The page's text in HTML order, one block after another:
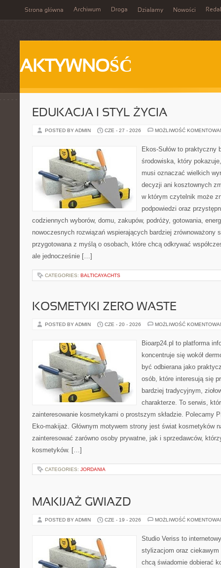
Strona główna Archiwum Droga Działamy Nowości
AKTYWNOŚĆ
EDUKACJA I STYL ŻYCIA
POSTED BY ADMIN CZE - 27 - 2026 MOŻLIWOŚĆ
Ekos-Sułów to praktyczny
środowiska, który
musi oznaczać wielkich
decyzji ani kosztownych
w którym czytelnik może
podpowiedzi oraz
codziennych wyborów, domu, zakupów, podróży, gotowania,
nowoczesnych rozwiązań wspierających bardziej zrównoważony
przygotowana z myślą o osobach, które chcą odkrywać
ale jednocześnie […]
CATEGORIES: BALTICAYACHTS
KOSMETYKI ZERO WASTE
POSTED BY ADMIN CZE - 20 - 2026 MOŻLIWOŚĆ
Bioarp24.pl to platforma
koncentruje się wokół
być odbierana jako
osób, które interesują się
bardziej tradycyjnym,
charakterze. To serwis,
zainteresowanie kosmetykami o prostszym składzie. Polecamy
Eko-makijaż. Głównym motywem strony jest świat kosmetyków
zainteresować zarówno osoby prywatne, jak i sprzedawców,
kosmetyków. […]
CATEGORIES: JORDANIA
MAKIJAŻ GWIAZD
POSTED BY ADMIN CZE - 19 - 2026 MOŻLIWOŚĆ
Studio Veriss to
stylizacjom oraz ciekawym
chcą świadomie dobierać